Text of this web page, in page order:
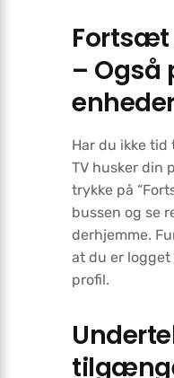
Fortsæt
–
Har du ikke tid
TV husker din
trykke på
bussen og se
derhjemme.
at du er logget
profil.